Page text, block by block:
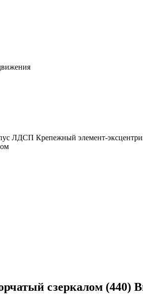
Крепежный элемент-
сзеркалом (440)